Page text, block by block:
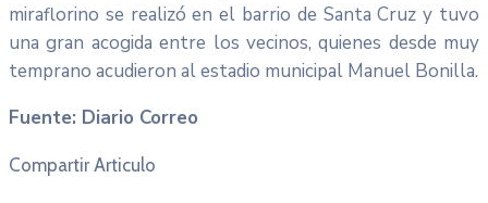
miraflorino se realizó en el barrio de Santa Cruz y tuvo
una gran acogida entre los vecinos, quienes desde muy
temprano acudieron al estadio municipal Manuel Bonilla.
Fuente: Diario Correo
Compartir Articulo